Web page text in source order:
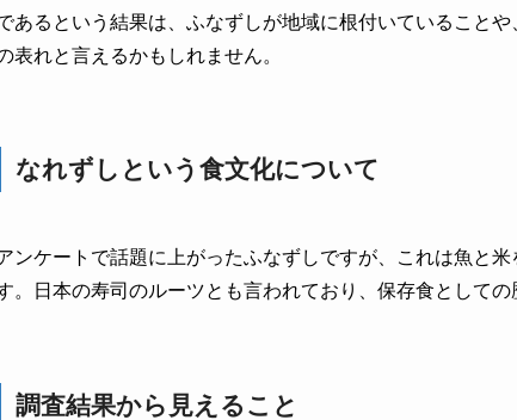
あるという結果は、ふなずしが地域に根付いていること
表れと言えるかもしれません。
なれずしという食文化について
ンケートで話題に上がったふなずしですが、これは魚と
。日本の寿司のルーツとも言われており、保存食としての
調査結果から見えること